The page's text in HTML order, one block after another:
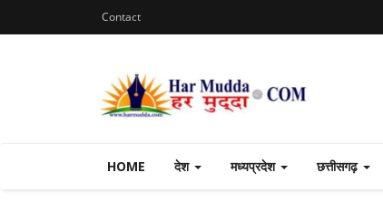
Contact
HOME देश मध्यप्रदेश छत्तीसगढ़